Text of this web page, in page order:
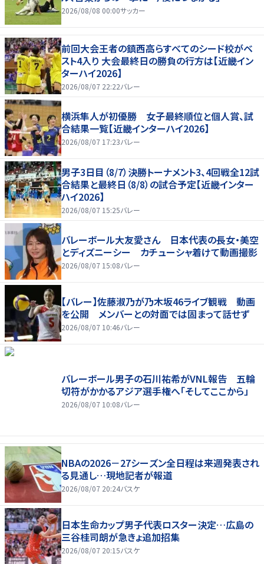
2026/08/08 00:00サッカー
前回大会王者の鎮西高らすべてのシード校がベ
スト4入り 大会最終日の勝負の行方は【近畿イン
ターハイ2026】
2026/08/07 22:22バレー
横浜隼人が初優勝 女子最終順位と個人賞、試
合結果一覧【近畿インターハイ2026】
2026/08/07 17:23バレー
男子3日目（8/7）決勝トーナメント3、4回戦全12試
合結果と最終日（8/8）の試合予定【近畿インター
ハイ2026】
2026/08/07 15:25バレー
バレーボール大友愛さん 日本代表の長女・美空
とディズニーシー カチューシャ着けて動画撮影
2026/08/07 15:08バレー
【バレー】佐藤淑乃が乃木坂46ライブ観戦 動画
を公開 メンバーとの対面では固まって話せず
2026/08/07 10:46バレー
バレーボール男子の石川祐希がVNL報告 五輪
切符がかかるアジア選手権へ「そしてここから」
2026/08/07 10:08バレー
NBAの2026－27シーズン全日程は来週発表され
る見通し…現地記者が報道
2026/08/07 20:24バスケ
日本生命カップ男子代表ロスター決定…広島の
三谷桂司朗が急きょ追加招集
2026/08/07 20:15バスケ